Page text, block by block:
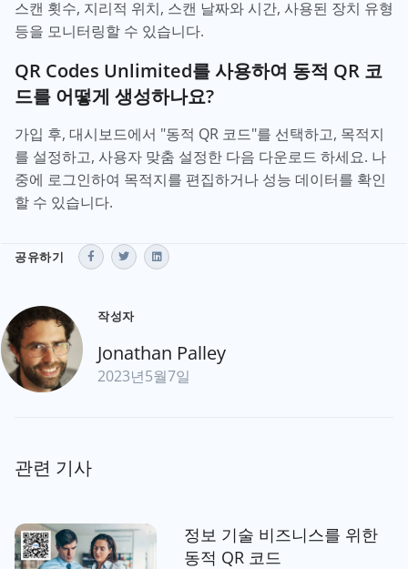
스캔 횟수, 지리적 위치, 스캔 날짜와 시간, 사용된 장치 유형
등을 모니터링할 수 있습니다.
QR Codes Unlimited를 사용하여 동적 QR 코
드를 어떻게 생성하나요?
가입 후, 대시보드에서 "동적 QR 코드"를 선택하고, 목적지
를 설정하고, 사용자 맞춤 설정한 다음 다운로드 하세요. 나
중에 로그인하여 목적지를 편집하거나 성능 데이터를 확인
할 수 있습니다.
공유하기
작성자
Jonathan Palley
2023년5월7일
관련 기사
정보 기술 비즈니스를 위한
동적 QR 코드